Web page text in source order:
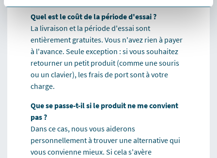
Quel est le coût de la période d'essai ?
La livraison et la période d'essai sont
entièrement gratuites. Vous n'avez rien à payer
à l'avance. Seule exception : si vous souhaitez
retourner un petit produit (comme une souris
ou un clavier), les frais de port sont à votre
charge.
Que se passe-t-il si le produit ne me convient
pas ?
Dans ce cas, nous vous aiderons
personnellement à trouver une alternative qui
vous convienne mieux. Si cela s'avère